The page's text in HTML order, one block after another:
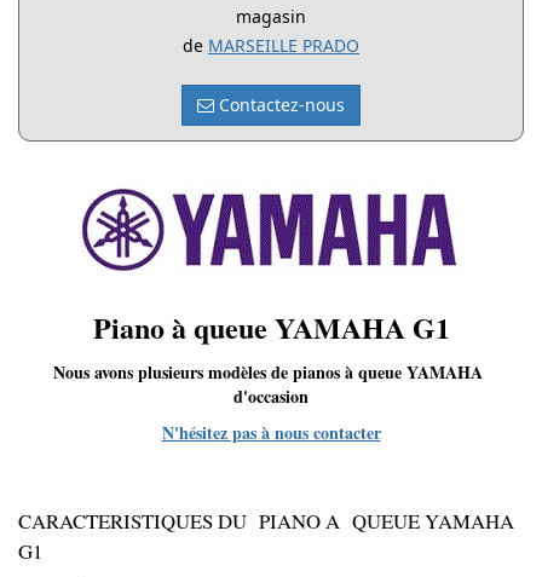
magasin
de MARSEILLE PRADO
Contactez-nous
Piano à queue YAMAHA G1
Nous avons plusieurs modèles de pianos à queue YAMAHA
d'occasion
N'hésitez pas à nous contacter
CARACTERISTIQUES DU PIANO A QUEUE YAMAHA
G1